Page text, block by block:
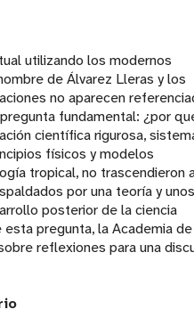
utilizando los modernos
de Álvarez Lleras y los
no aparecen
fundamental: ¿por
científica rigurosa,
físicos y modelos
tropical, no trascendieron
por una teoría y unos
posterior de la ciencia
pregunta, la Academia de
reflexiones para una